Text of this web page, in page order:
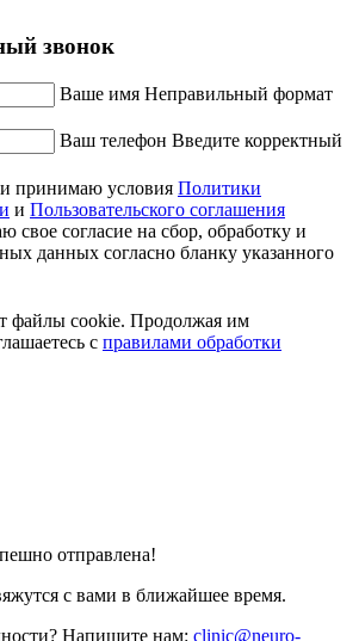
звонок
Ваше имя Неправильный формат
Ваш телефон Введите корректный
принимаю условия Политики
и Пользовательского соглашения
свое согласие на сбор, обработку и
данных согласно бланку указанного
файлы cookie. Продолжая им
c правилами обработки
отправлена!
с вами в ближайшее время.
Напишите нам: clinic@neuro-